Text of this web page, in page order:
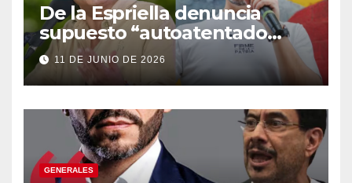
De la Espriella denuncia
supuesto “autoatentado
legislativo” tras decisión de
suspender provisionalmente
a Petro
11 DE JUNIO DE 2026
GENERALES